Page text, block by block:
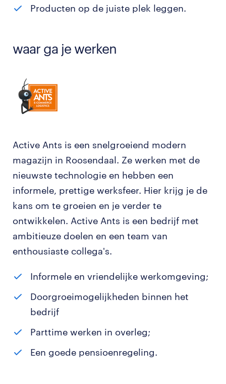
Producten op de juiste plek leggen.
waar ga je werken
Active Ants is een snelgroeiend modern
magazijn in Roosendaal. Ze werken met de
nieuwste technologie en hebben een
informele, prettige werksfeer. Hier krijg je de
kans om te groeien en je verder te
ontwikkelen. Active Ants is een bedrijf met
ambitieuze doelen en een team van
enthousiaste collega's.
Informele en vriendelijke werkomgeving;
Doorgroeimogelijkheden binnen het
bedrijf
Parttime werken in overleg;
Een goede pensioenregeling.